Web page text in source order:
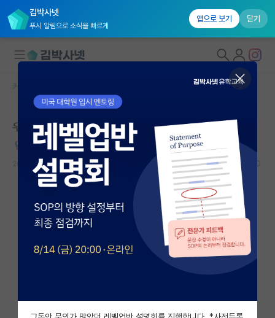
김박사넷
푸시 알림으로 소식을 빠르게
앱으로 보기 닫기
대학원생 모집
국내대학원 정보
연구실&오픈랩
커뮤니티
커뮤니티 홈
전체글보기
베스트 게시판
자유 게시판(아무개랩)
커뮤니티 홈
우리 지도교수님..
정직한 존 스튜어트 밀
2022.04.03 33 60686